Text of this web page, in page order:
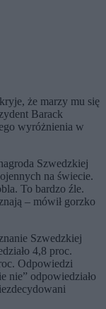
że marzy mu się
Barack
wyróżnienia w
Szwedzkiej
na świecie.
To bardzo źle.
– mówił gorzko
Szwedzkiej
4,8 proc.
Odpowiedzi
nie” odpowiedziało